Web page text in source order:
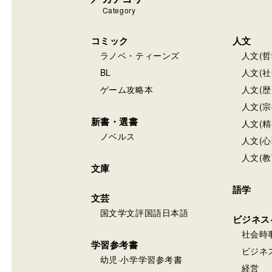
Category
コミック
ラノベ・ティーンズ
BL
ゲーム攻略本
新書・選書
ノベルス
文庫
文芸
国文学文評国語日本語
学習参考書
幼児·小学学習参考書
人文
人文(
人文(
人文(
人文(
人文(
人文(
人文(
語学
ビジネス
社会時
ビジネ
経営